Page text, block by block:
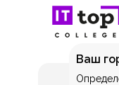
Ваш